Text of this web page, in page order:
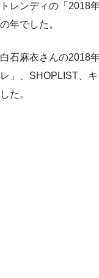
トレンディの「2018
の年でした。
白石麻衣さんの2018
レ」、SHOPLIST、
した。